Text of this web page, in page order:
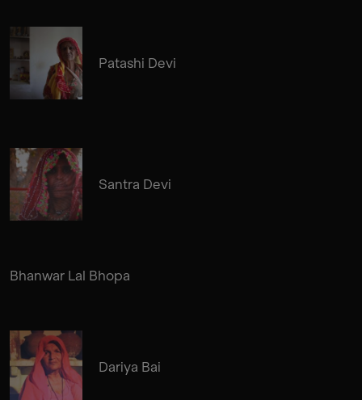
Patashi Devi
Santra Devi
Bhanwar Lal Bhopa
Dariya Bai